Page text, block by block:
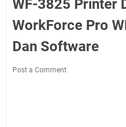
WF-3825 Printer
WorkForce Pro
Dan Software
Post a Comment